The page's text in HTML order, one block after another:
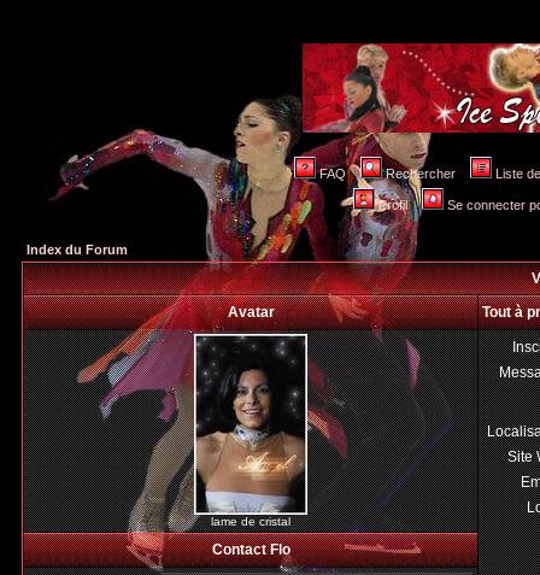
FAQ Rechercher Liste
Profil Se connecter
Index du Forum
Avatar
Tout à
lame de cristal
Site
Contact Flo